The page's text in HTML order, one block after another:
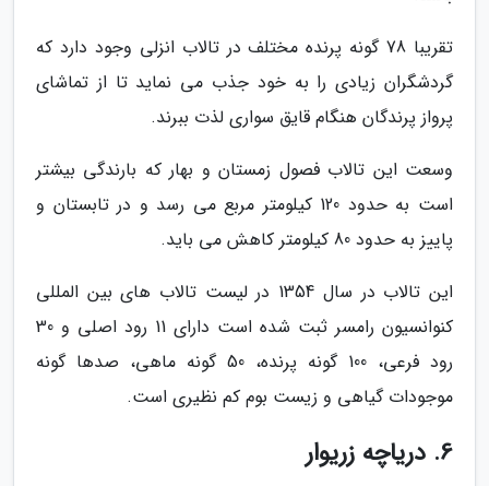
تقریبا 78 گونه پرنده مختلف در تالاب انزلی وجود دارد که
گردشگران زیادی را به خود جذب می نماید تا از تماشای
پرواز پرندگان هنگام قایق سواری لذت ببرند.
وسعت این تالاب فصول زمستان و بهار که بارندگی بیشتر
است به حدود 120 کیلومتر مربع می رسد و در تابستان و
پاییز به حدود 80 کیلومتر کاهش می باید.
این تالاب در سال 1354 در لیست تالاب های بین المللی
کنوانسیون رامسر ثبت شده است دارای 11 رود اصلی و 30
رود فرعی، 100 گونه پرنده، 50 گونه ماهی، صدها گونه
موجودات گیاهی و زیست بوم کم نظیری است.
6. دریاچه زریوار